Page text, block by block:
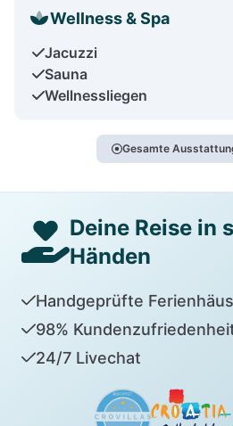
Wellness & Spa
Jacuzzi
Sauna
Wellnessliegen
Gesamte
Deine Reise in
Händen
Handgeprüfte
98%
24/7 Livechat